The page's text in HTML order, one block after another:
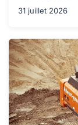
31 juillet 2026